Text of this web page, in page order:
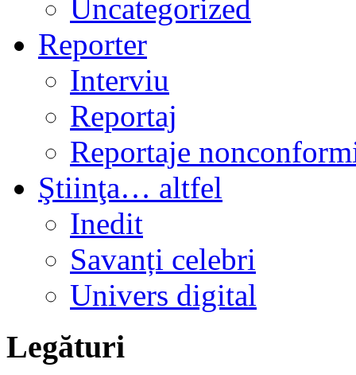
Uncategorized
Reporter
Interviu
Reportaj
Reportaje
Ştiinţa… altfel
Inedit
Savanți celebri
Univers digital
Legături